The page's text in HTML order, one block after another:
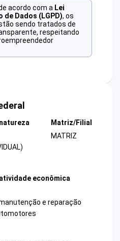
acordo com a Lei
de Dados (LGPD), os
sendo tratados de
respeitando
Matriz/Filial
MATRIZ
econômica
e reparação